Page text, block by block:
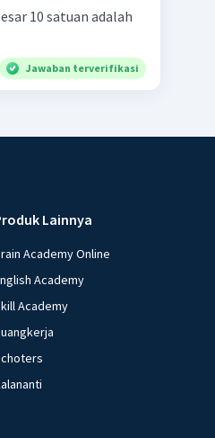
10 satuan adalah
Jawaban terverifikasi
Lainnya
Academy Online
Academy
Academy